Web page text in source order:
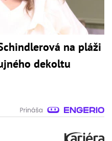
na pláži
dekoltu